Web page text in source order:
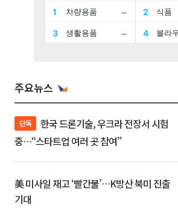
주요뉴스
단독
중…“스타트업 여러 곳 참여”
美 미사일 재고 ‘빨간불’…K방산 북미 진출
기대